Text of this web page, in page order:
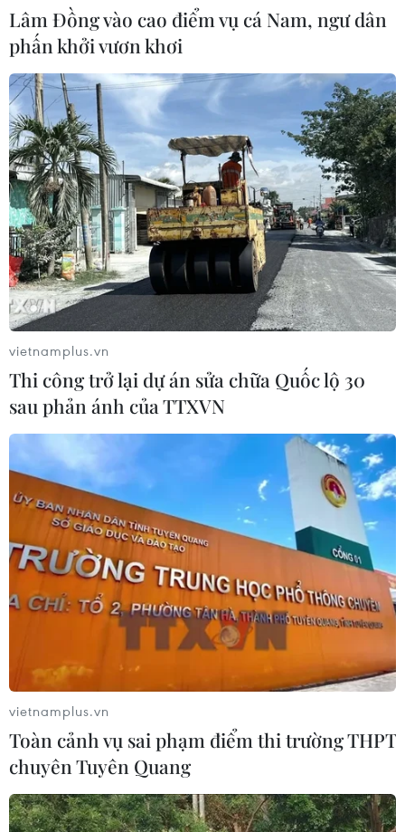
Lâm Đồng vào cao điểm vụ cá Nam, ngư dân
phấn khởi vươn khơi
vietnamplus.vn
Thi công trở lại dự án sửa chữa Quốc lộ 30
sau phản ánh của TTXVN
vietnamplus.vn
Toàn cảnh vụ sai phạm điểm thi trường THPT
chuyên Tuyên Quang